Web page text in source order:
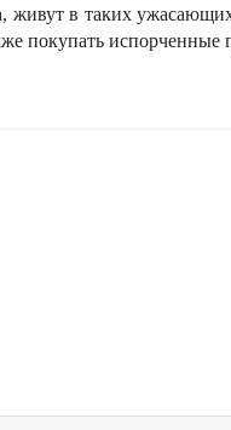
живут в таких
покупать испорченные